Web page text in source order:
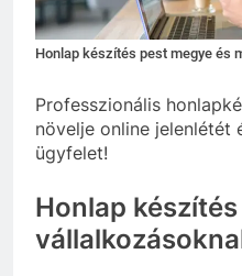
Honlap készítés pest megye és
Professzionális
növelje online jelenlétét
ügyfelet!
Honlap